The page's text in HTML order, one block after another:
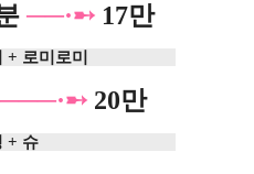
──·➸17만
+ 로미로미
──·➸ 20만
+ 슈